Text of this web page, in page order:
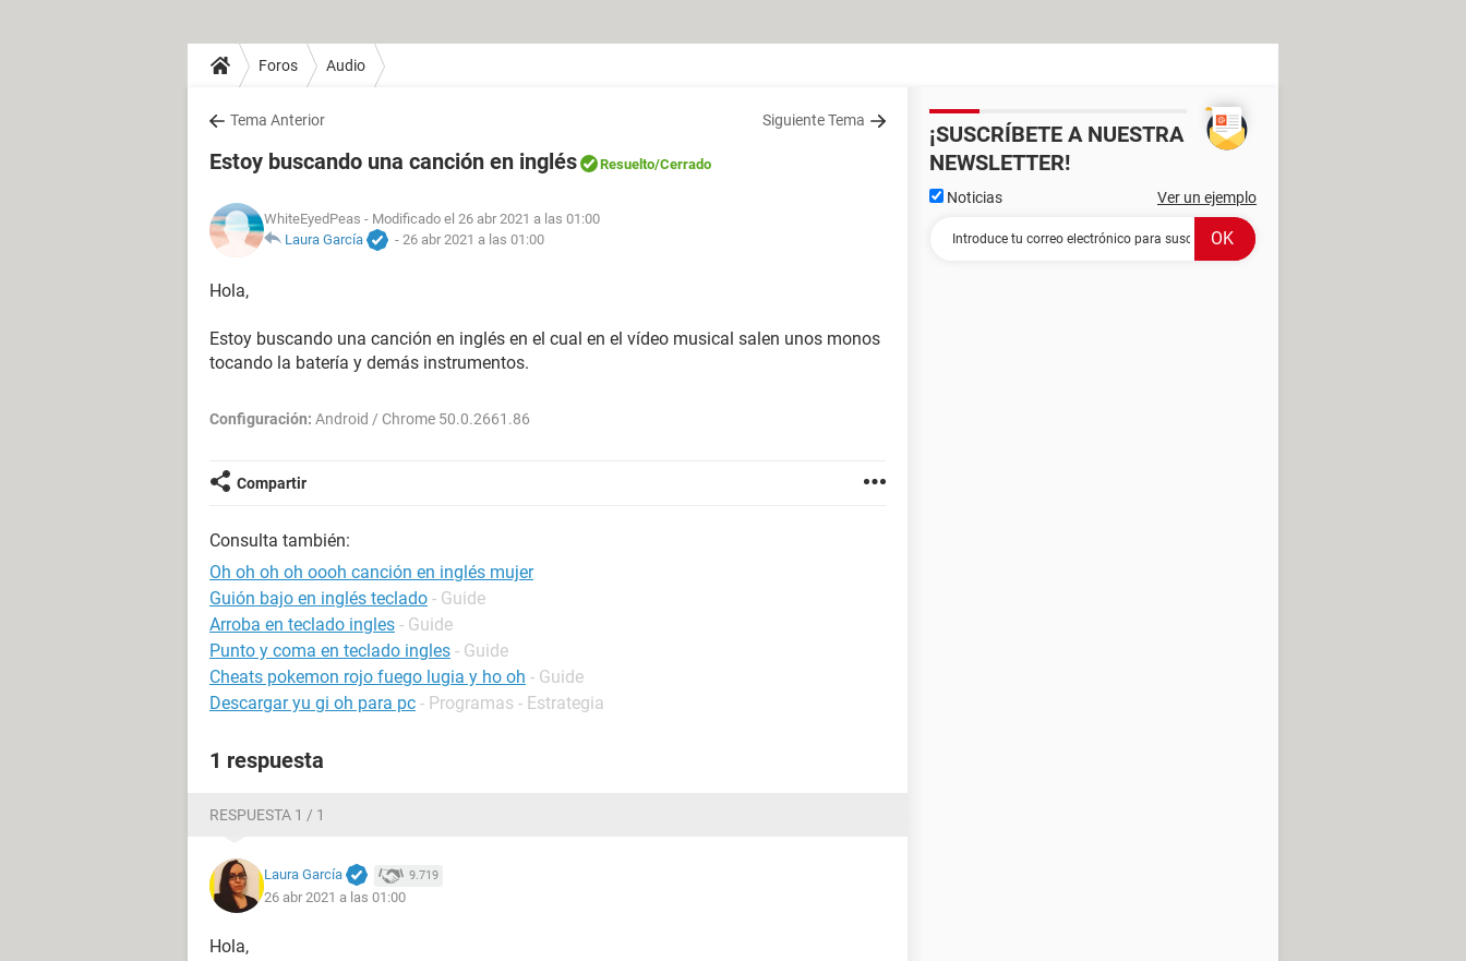
Foros Audio
Tema Anterior Siguiente Tema
Estoy buscando una canción en inglés Resuelto/Cerrado
WhiteEyedPeas - Modificado el 26 abr 2021 a las 01:00
Laura García
- 26 abr 2021 a las 01:00
Hola,
Estoy buscando una canción en inglés en el cual en el vídeo musical salen unos monos
tocando la batería y demás instrumentos.
Configuración: Android / Chrome 50.0.2661.86
Compartir
Consulta también:
Oh oh oh oh oooh canción en inglés mujer
Guión bajo en inglés teclado - Guide
Arroba en teclado ingles - Guide
Punto y coma en teclado ingles - Guide
Cheats pokemon rojo fuego lugia y ho oh - Guide
Descargar yu gi oh para pc - Programas - Estrategia
1 respuesta
RESPUESTA 1 / 1
Laura García 9.719
26 abr 2021 a las 01:00
Hola,
¡SUSCRÍBETE A NUESTRA
NEWSLETTER!
Noticias Ver un ejemplo